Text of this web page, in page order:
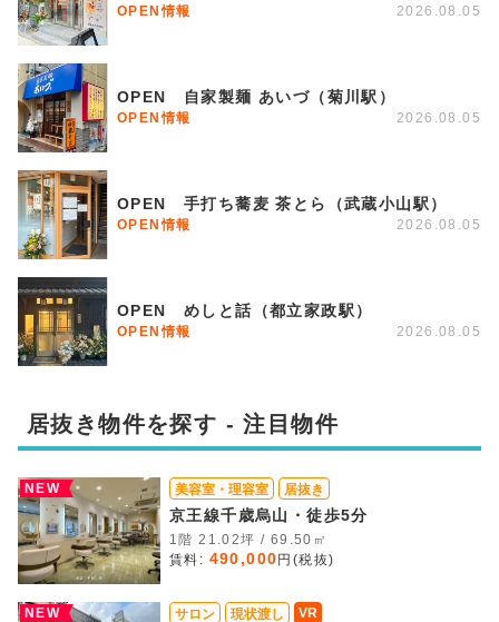
OPEN情報 2026.08.05
OPEN 自家製麺 あいづ（菊川駅）
OPEN情報 2026.08.05
OPEN 手打ち蕎麦 茶とら（武蔵小山駅）
OPEN情報 2026.08.05
OPEN めしと話（都立家政駅）
OPEN情報 2026.08.05
居抜き物件を探す - 注目物件
NEW 美容室・理容室 居抜き
京王線千歳烏山・徒歩5分
1階 21.02坪 / 69.50㎡
賃料: 490,000 円(税抜)
NEW サロン 現状渡し VR